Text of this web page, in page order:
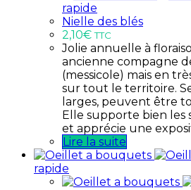
rapide
Nielle des blés
2,10€ TTC
Jolie annuelle à
ancienne compagne
(messicole) mais en
sur tout le territoire.
larges, peuvent être
Elle supporte bien les
et apprécie une
Lire la suite
rapide